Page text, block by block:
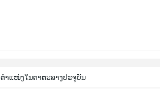
ຕຳແໜ່ງໃນຕາຕະລາງປະຈຸບັນ